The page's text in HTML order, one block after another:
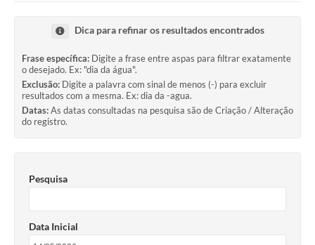
Dica para refinar os resultados encontrados
Frase específica: Digite a frase entre aspas para filtrar exatamente
o desejado. Ex: "dia da água".
Exclusão: Digite a palavra com sinal de menos (-) para excluir
resultados com a mesma. Ex: dia da -agua.
Datas:As datas consultadas na pesquisa são de Criação / Alteração
do registro.
Pesquisa
Data Inicial